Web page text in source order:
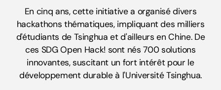
En cinq ans, cette initiative a organisé divers
hackathons thématiques, impliquant des milliers
d'étudiants de Tsinghua et d'ailleurs en Chine. De
ces SDG Open Hack! sont nés 700 solutions
innovantes, suscitant un fort intérêt pour le
développement durable à l'Université Tsinghua.